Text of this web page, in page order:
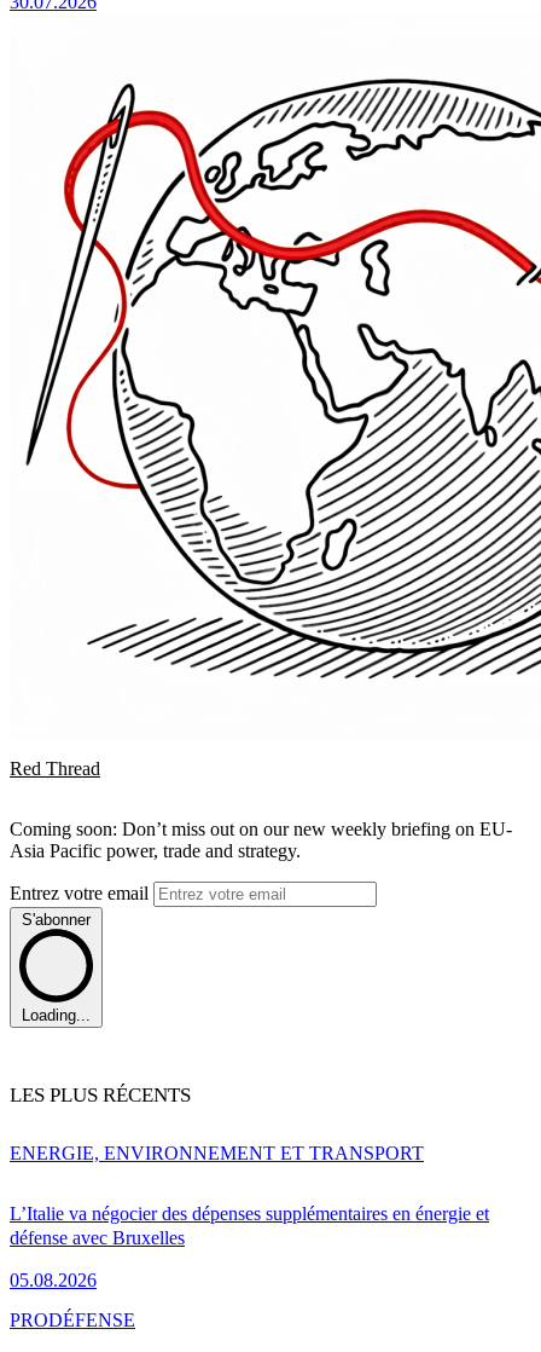
Red Thread
Coming soon: Don’t miss out on our new weekly briefing on EU-
Asia Pacific power, trade and strategy.
Entrez votre email
S'abonner
Loading...
LES PLUS RÉCENTS
L’Italie va négocier des dépenses supplémentaires en énergie et
défense avec Bruxelles
05.08.2026
ENERGIE, ENVIRONNEMENT ET TRANSPORT
PRODÉFENSE